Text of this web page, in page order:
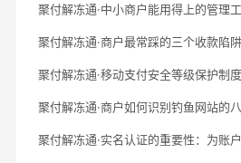
聚付解冻通·中小商户能用得上的管理
聚付解冻通·商户最常踩的三个收款陷阱
聚付解冻通·移动支付安全等级保护制
聚付解冻通·商户如何识别钓鱼网站的
聚付解冻通·实名认证的重要性：为账